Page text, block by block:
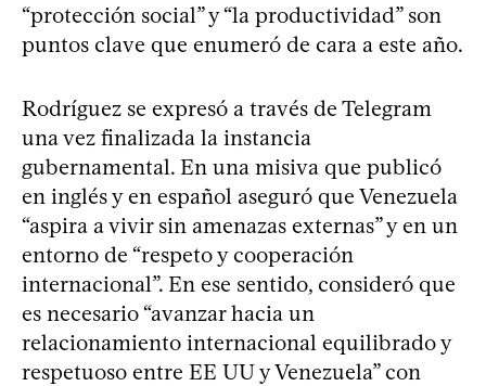
“protección social” y “la productividad” son
puntos clave que enumeró de cara a este año.
Rodríguez se expresó a través de Telegram
una vez finalizada la instancia
gubernamental. En una misiva que publicó
en inglés y en español aseguró que Venezuela
“aspira a vivir sin amenazas externas” y en un
entorno de “respeto y cooperación
internacional”. En ese sentido, consideró que
es necesario “avanzar hacia un
relacionamiento internacional equilibrado y
respetuoso entre EE UU y Venezuela” con